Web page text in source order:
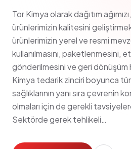
Tor Kimya olarak dağıtım
ürünlerimizin kalitesini
ürünlerimizin yerel ve resmi
kullanılmasını, paketlenmesini,
gönderilmesini ve geri dönüşüm
Kimya tedarik zinciri boyunca
sağlıklarının yanı sıra çevrenin
olmaları için de gerekli
Sektörde gerek tehlikeli…